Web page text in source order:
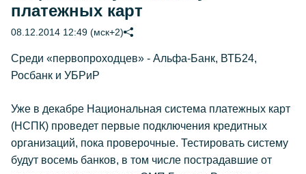
платежных карт
08.12.2014 12:49 (мск+2)
Среди «первопроходцев» - Альфа-Банк, ВТБ24,
Росбанк и УБРиР
Уже в декабре Национальная система платежных карт
(НСПК) проведет первые подключения кредитных
организаций, пока проверочные. Тестировать систему
будут восемь банков, в том числе пострадавшие от